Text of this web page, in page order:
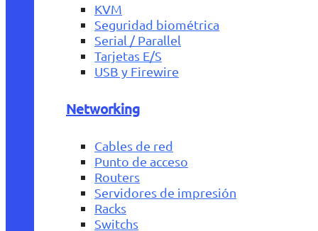
KVM
Seguridad biométrica
Serial / Parallel
Tarjetas E/S
USB y Firewire
Networking
Cables de red
Punto de acceso
Routers
Servidores de impresión
Racks
Switchs